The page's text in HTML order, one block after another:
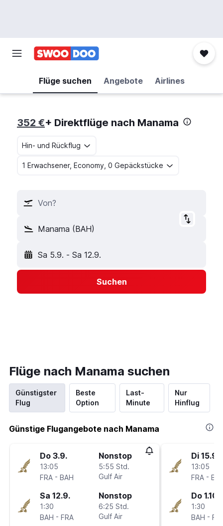
Flüge suchen Angebote Airlines
352 €+ Direktflüge nach Manama
Hin- und Rückflug
1 Erwachsener, Economy, 0 Gepäckstücke
Von?
Manama (BAH)
Sa 5.9. - Sa 12.9.
Suchen
Flüge nach Manama suchen
Günstigster
Flug
Beste
Option
Last-
Minute
Nur
Hinflug
Günstige Flugangebote nach Manama
Do 3.9.
13:05
FRA - BAH
Nonstop
5:55 Std.
Gulf Air
Sa 12.9.
1:30
BAH - FRA
Nonstop
6:25 Std.
Gulf Air
Di 15.9.
13:05
FRA -
Do 1.10.
1:30
BAH -